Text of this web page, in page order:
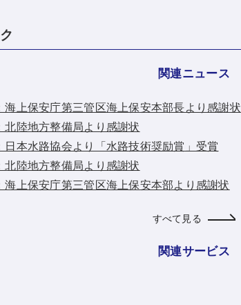
関連ニュース
海上保安庁第三管区海上保安本部長より感謝状
北陸地方整備局より感謝状
日本水路協会より「水路技術奨励賞」受賞
北陸地方整備局より感謝状
海上保安庁第三管区海上保安本部より感謝状
すべて見る
関連サービス